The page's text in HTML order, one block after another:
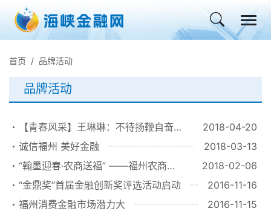
首页 品牌活动
品牌活动
【青春风采】王琳琳：不待扬鞭自奋蹄
奋斗不息创佳绩
2018-04-20
诚信福州 美好金融
2018-03-13
“翰墨迎春·农商送福” ——福州农商银
行开展免费写春联活动
2018-02-06
“金鼎奖”首届金融创新奖评选活动启动
2016-11-16
福州消费金融市场潜力大
2016-11-15